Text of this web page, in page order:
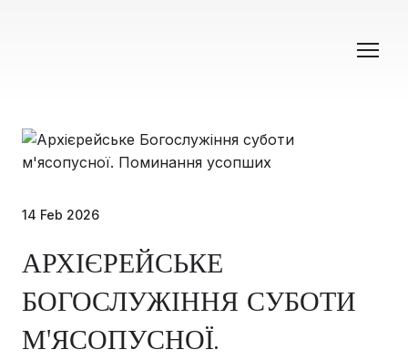
14 Feb 2026
АРХІЄРЕЙСЬКЕ
БОГОСЛУЖІННЯ СУБОТИ
М'ЯСОПУСНОЇ.